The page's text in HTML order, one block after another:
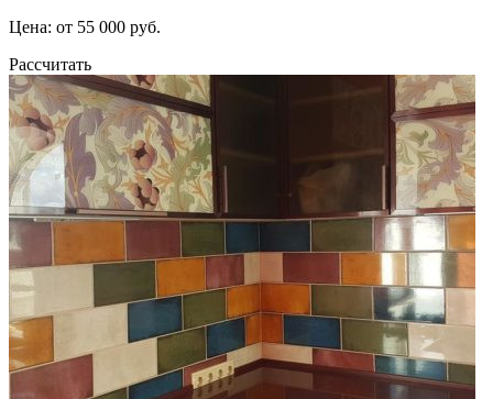
Цена: от 55 000 руб.
Рассчитать